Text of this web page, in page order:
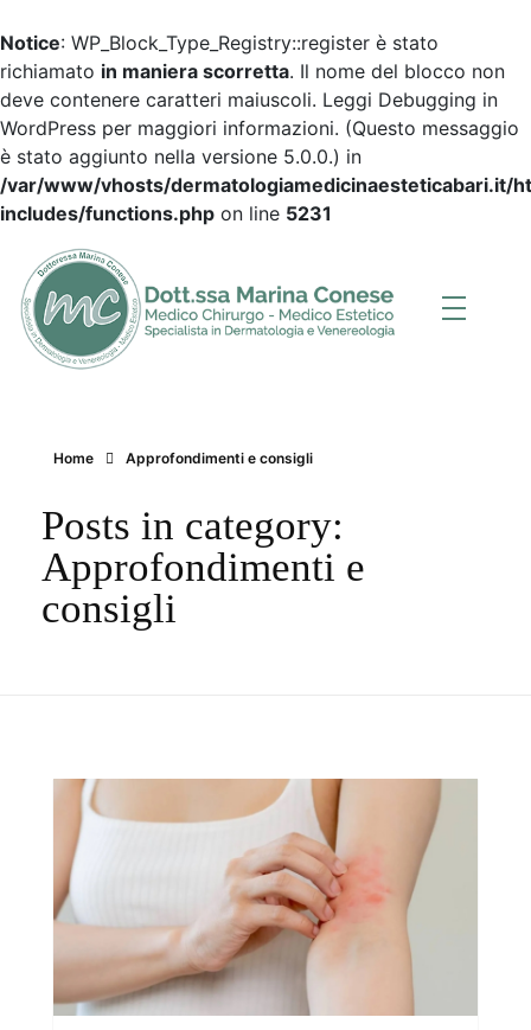
Notice: WP_Block_Type_Registry::register è stato
richiamato in maniera scorretta. Il nome del blocco non
deve contenere caratteri maiuscoli. Leggi Debugging in
WordPress per maggiori informazioni. (Questo messaggio
è stato aggiunto nella versione 5.0.0.) in
/var/www/vhosts/dermatologiamedicinaesteticabari.it/
includes/functions.php on line 5231
Home Approfondimenti e consigli
Posts in category:
Approfondimenti e
consigli